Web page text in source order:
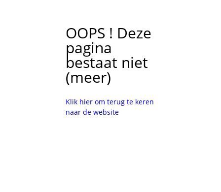
OOPS ! Deze
pagina
bestaat niet
(meer)
Klik hier om terug te keren
naar de website